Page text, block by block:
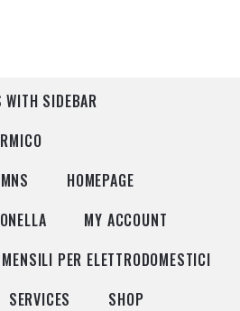
SIDEBAR
HOMEPAGE
MY ACCOUNT
PER ELETTRODOMESTICI
SERVICES
SHOP